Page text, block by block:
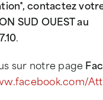
contactez
SUD OUEST au
.
sur notre page